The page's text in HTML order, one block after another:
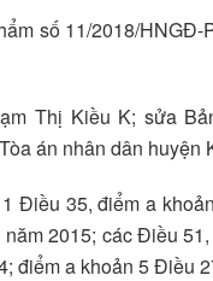
số 11/2018/
Thị Kiều K; sửa
án nhân dân huyện
Điều 35, điểm a
2015; các Điều
điểm a khoản 5 Điều